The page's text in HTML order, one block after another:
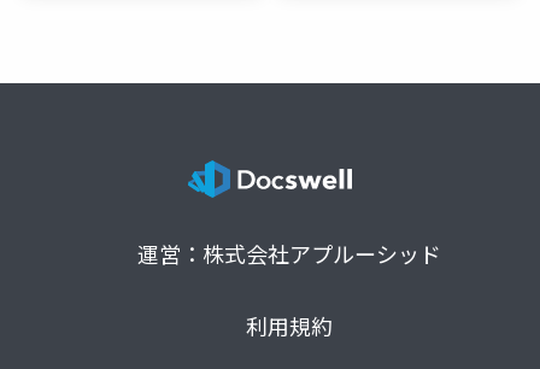
運営：株式会社アプルーシッド
利用規約